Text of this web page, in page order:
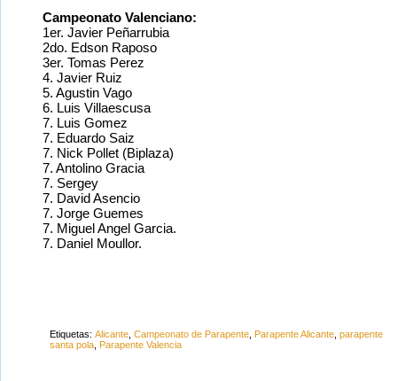
Campeonato Valenciano:
1er. Javier Peñarrubia
2do. Edson Raposo
3er. Tomas Perez
4. Javier Ruiz
5. Agustin Vago
6. Luis Villaescusa
7. Luis Gomez
7. Eduardo Saiz
7. Nick Pollet (Biplaza)
7. Antolino Gracia
7. Sergey
7. David Asencio
7. Jorge Guemes
7. Miguel Angel Garcia.
7. Daniel Moullor.
Etiquetas: Alicante Campeonato de Parapente Parapente Alicante parapente
santa pola Parapente Valencia